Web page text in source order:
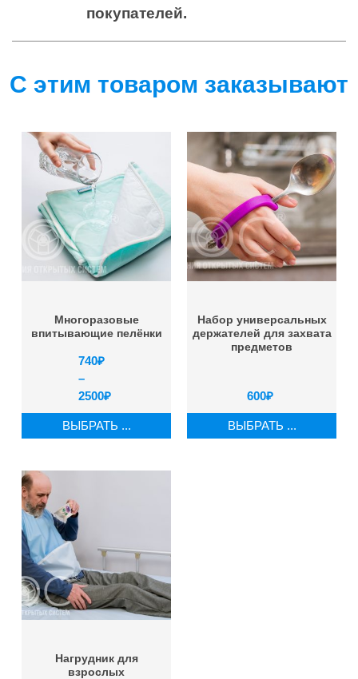
покупателей.
С этим товаром заказывают
Многоразовые
впитывающие пелёнки
740₽
–
2500₽
ВЫБРАТЬ ...
Набор универсальных
держателей для захвата
предметов
600₽
ВЫБРАТЬ ...
Нагрудник для
взрослых